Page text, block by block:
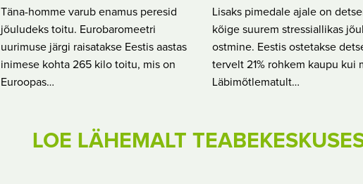
Täna-homme varub enamus peresid
jõuludeks toitu. Eurobaromeetri
uurimuse järgi raisatakse Eestis aastas
inimese kohta 265 kilo toitu, mis on
Euroopas…
Lisaks pimedale ajale on
kõige suurem stressiallikas
ostmine. Eestis ostetakse
tervelt 21% rohkem kaupu kui
Läbimõtlematult…
LOE LÄHEMALT